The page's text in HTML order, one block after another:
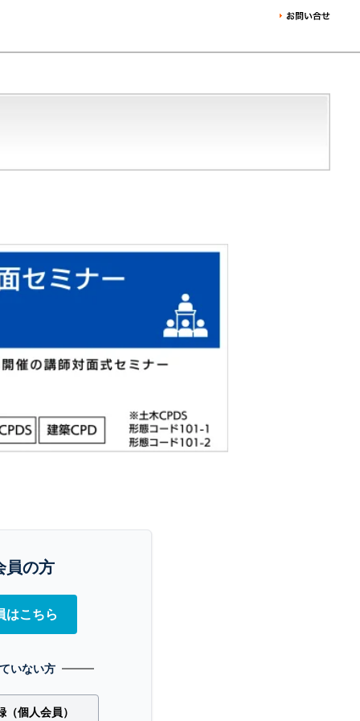
員の方
はこちら
いない方
個人会員）